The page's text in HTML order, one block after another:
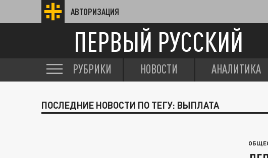
АВТОРИЗАЦИЯ
ПЕРВЫЙ РУССКИЙ
РУБРИКИ НОВОСТИ АНАЛИТИКА
ПОСЛЕДНИЕ НОВОСТИ ПО ТЕГУ: ВЫПЛАТА